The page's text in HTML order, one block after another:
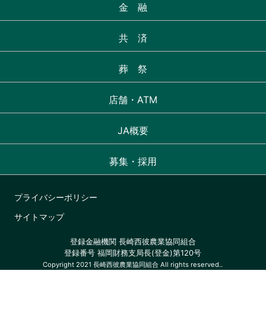
金 融
共 済
葬 祭
店舗・ATM
JA概要
募集・採用
プライバシーポリシー
サイトマップ
登録金融機関 長崎西彼農業協同組合
登録番号 福岡財務支局長(登金)第120号
Copyright 2021 長崎西彼農業協同組合 All rights reserved..